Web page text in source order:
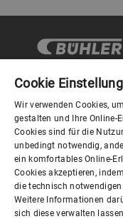
Corporate
Über Bühler
Nützliche
Cookie
Wir verwenden Cookies,
gestalten und Ihre Online-
Cookies sind für die
unbedingt notwendig,
ein komfortables Online-
Cookies akzeptieren,
die technisch
Weitere Informationen
sich diese verwalten